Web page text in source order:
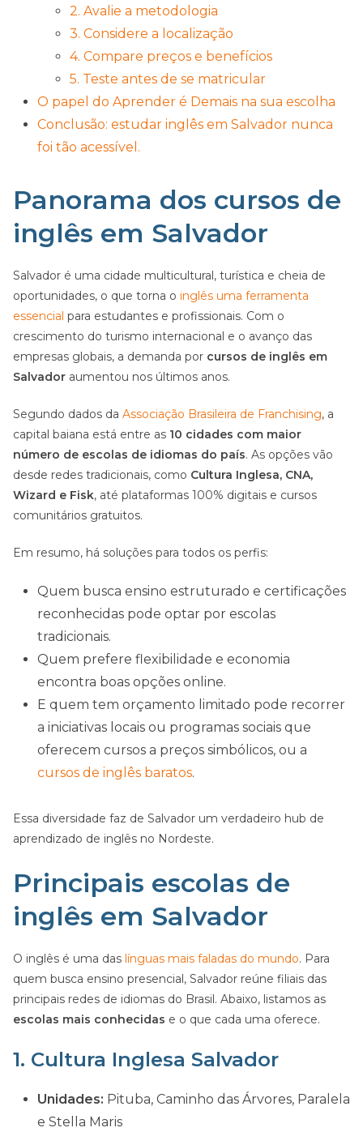
2. Avalie a metodologia
3. Considere a localização
4. Compare preços e benefícios
5. Teste antes de se matricular
O papel do Aprender é Demais na sua escolha
Conclusão: estudar inglês em Salvador nunca
foi tão acessível.
Panorama dos cursos de
inglês em Salvador
Salvador é uma cidade multicultural, turística e cheia de
oportunidades, o que torna o inglês uma ferramenta
essencial para estudantes e profissionais. Com o
crescimento do turismo internacional e o avanço das
empresas globais, a demanda por cursos de inglês em
Salvador aumentou nos últimos anos.
Segundo dados da Associação Brasileira de Franchising, a
capital baiana está entre as 10 cidades com maior
número de escolas de idiomas do país. As opções vão
desde redes tradicionais, como Cultura Inglesa, CNA,
Wizard e Fisk, até plataformas 100% digitais e cursos
comunitários gratuitos.
Em resumo, há soluções para todos os perfis:
Quem busca ensino estruturado e certificações
reconhecidas pode optar por escolas
tradicionais.
Quem prefere flexibilidade e economia
encontra boas opções online.
E quem tem orçamento limitado pode recorrer
a iniciativas locais ou programas sociais que
oferecem cursos a preços simbólicos, ou a
cursos de inglês baratos.
Essa diversidade faz de Salvador um verdadeiro hub de
aprendizado de inglês no Nordeste.
Principais escolas de
inglês em Salvador
O inglês é uma das línguas mais faladas do mundo. Para
quem busca ensino presencial, Salvador reúne filiais das
principais redes de idiomas do Brasil. Abaixo, listamos as
escolas mais conhecidas e o que cada uma oferece.
1. Cultura Inglesa Salvador
Unidades: Pituba, Caminho das Árvores, Paralela
e Stella Maris